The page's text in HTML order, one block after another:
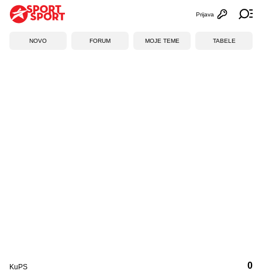
Otvori
Prijava
NOVO FORUM MOJE TEME TABELE
KuPS 0